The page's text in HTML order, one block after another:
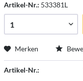
Artikel-Nr.: 533381L
Merken
Artikel-Nr.: